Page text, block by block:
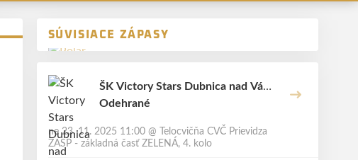
SÚVISIACE ZÁPASY
ŠK Victory Stars Dubnica nad Váho
m
Polar Foxes Sereď
Odehrané
ne 23. 11. 2025 11:00@
Telocvičňa CVČ Prievidza
ZASP - základná časť ZELENÁ, 4. kolo